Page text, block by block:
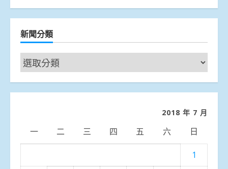
新聞分類
新
聞
分
2018 年 7 月
一 二 三 四 五 六 日
1